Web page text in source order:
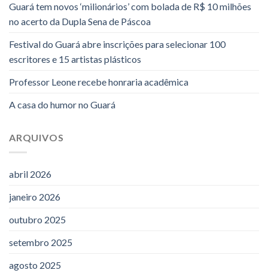
Guará tem novos ‘milionários’ com bolada de R$ 10 milhões
no acerto da Dupla Sena de Páscoa
Festival do Guará abre inscrições para selecionar 100
escritores e 15 artistas plásticos
Professor Leone recebe honraria acadêmica
A casa do humor no Guará
ARQUIVOS
abril 2026
janeiro 2026
outubro 2025
setembro 2025
agosto 2025